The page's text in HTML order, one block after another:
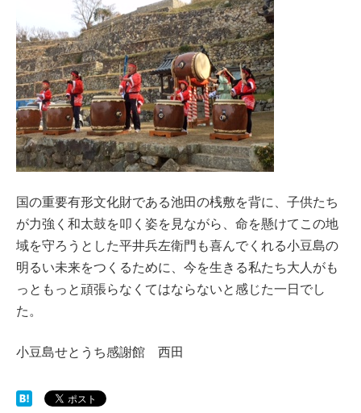
国の重要有形文化財である池田の桟敷を背に、子供たち
が力強く和太鼓を叩く姿を見ながら、命を懸けてこの地
域を守ろうとした平井兵左衛門も喜んでくれる小豆島の
明るい未来をつくるために、今を生きる私たち大人がも
っともっと頑張らなくてはならないと感じた一日でし
た。
小豆島せとうち感謝館 西田